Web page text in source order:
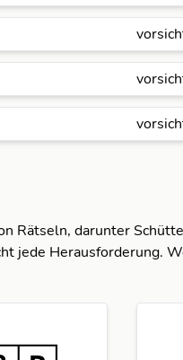
Rätseln, darunter
jede Herausforderung.